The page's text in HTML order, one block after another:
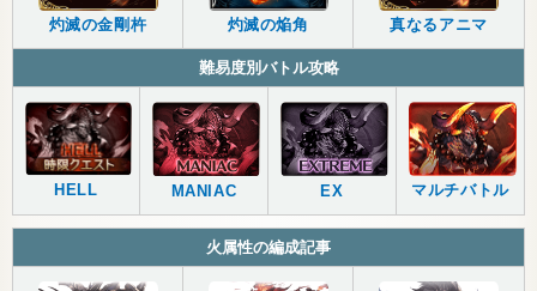
灼滅の金剛杵 灼滅の焔角 真なるアニマ
難易度別バトル攻略
HELL MANIAC EX マルチバトル
火属性の編成記事